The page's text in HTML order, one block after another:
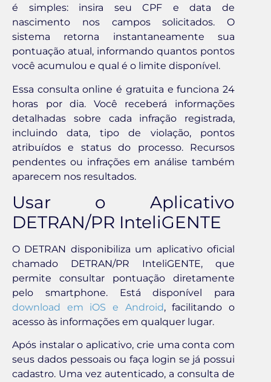
é simples: insira seu CPF e data de
nascimento nos campos solicitados. O
sistema retorna instantaneamente sua
pontuação atual, informando quantos pontos
você acumulou e qual é o limite disponível.
Essa consulta online é gratuita e funciona 24
horas por dia. Você receberá informações
detalhadas sobre cada infração registrada,
incluindo data, tipo de violação, pontos
atribuídos e status do processo. Recursos
pendentes ou infrações em análise também
aparecem nos resultados.
Usar o Aplicativo
DETRAN/PR InteliGENTE
O DETRAN disponibiliza um aplicativo oficial
chamado DETRAN/PR InteliGENTE, que
permite consultar pontuação diretamente
pelo smartphone. Está disponível para
download em iOS e Android, facilitando o
acesso às informações em qualquer lugar.
Após instalar o aplicativo, crie uma conta com
seus dados pessoais ou faça login se já possui
cadastro. Uma vez autenticado, a consulta de